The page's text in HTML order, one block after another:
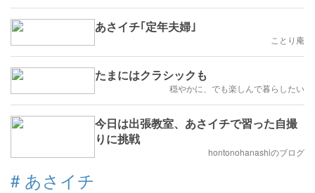
あさイチ｢定年夫婦｣
ことり庵
たまにはクラシックも
穏やかに、でも楽しんで暮らしたい
今日は出張教室、あさイチで習った自撮
りに挑戦
hontonohanashiのブログ
# あさイチ